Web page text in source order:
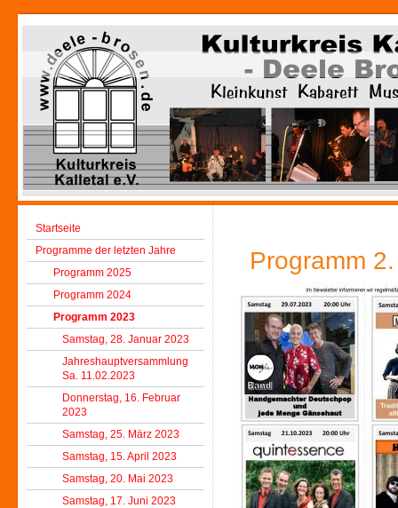
Startseite
Programme der letzten Jahre
Programm 2025
Programm 2024
Programm 2023
Samstag, 28. Januar 2023
Jahreshauptversammlung
Sa. 11.02.2023
Donnerstag, 16. Februar
2023
Samstag, 25. März 2023
Samstag, 15. April 2023
Samstag, 20. Mai 2023
Samstag, 17. Juni 2023
Programm